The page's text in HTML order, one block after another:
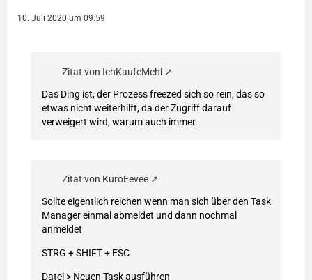
10. Juli 2020 um 09:59
Zitat von IchKaufeMehl
Das Ding ist, der Prozess freezed sich so rein, das so
etwas nicht weiterhilft, da der Zugriff darauf
verweigert wird, warum auch immer.
Zitat von KuroEevee
Sollte eigentlich reichen wenn man sich über den Task
Manager einmal abmeldet und dann nochmal
anmeldet
STRG + SHIFT + ESC
Datei > Neuen Task ausführen